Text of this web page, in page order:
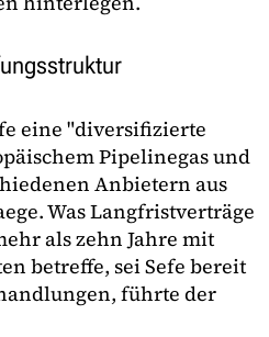
eine "diversifizierte
Pipelinegas und
Anbietern aus
Was Langfristverträge
als zehn Jahre mit
betreffe, sei Sefe bereit
führte der